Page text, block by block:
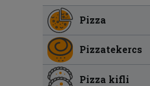
Pizza
Pizzatekercs
Pizza kifli